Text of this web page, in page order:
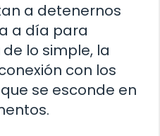
a detenernos
a día para
lo simple, la
con los
se esconde en